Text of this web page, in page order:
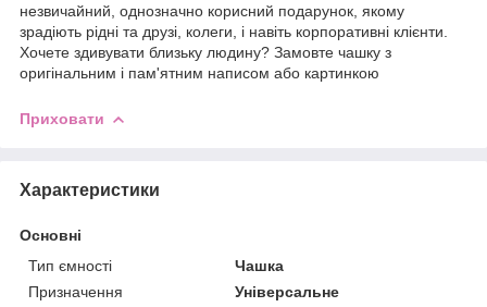
незвичайний, однозначно корисний подарунок, якому
зрадіють рідні та друзі, колеги, і навіть корпоративні клієнти.
Хочете здивувати близьку людину? Замовте чашку з
оригінальним і пам'ятним написом або картинкою
Приховати
Характеристики
Основні
Тип ємності
Чашка
Призначення
Універсальне